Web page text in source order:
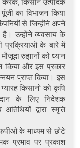
करके, किसान उत्पादक
का विभाजन किया
से जिन्होंने अपने
उन्होंने व्यवसाय के
प्रक्रियाओं के बारे में
रुझानों को ध्यान
किया और इस प्रकार
प्राप्त किया। इस
किसानों को कृषि
के लिए निदेशक
द्वारा स्मृति
के माध्यम से छोटे
प्रभाव पर प्रकाश